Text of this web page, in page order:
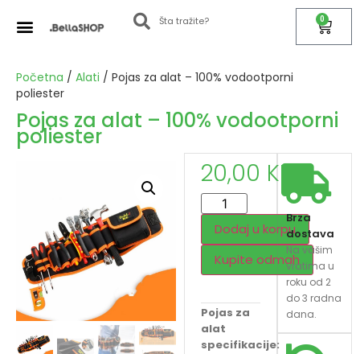
0
Početna / Alati / Pojas za alat – 100% vodootporni
poliester
Pojas za alat – 100% vodootporni
poliester
20,00 KM
Dodaj u korpu
Kupite odmah
Pojas za
alat
specifikacije:
Brza
dostava
Na vašim
vratima u
roku od 2
do 3 radna
dana.